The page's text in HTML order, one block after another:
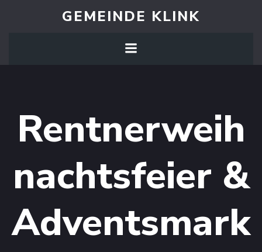
Inhalt
GEMEINDE KLINK
Rentnerweih
nachtsfeier &
Adventsmark